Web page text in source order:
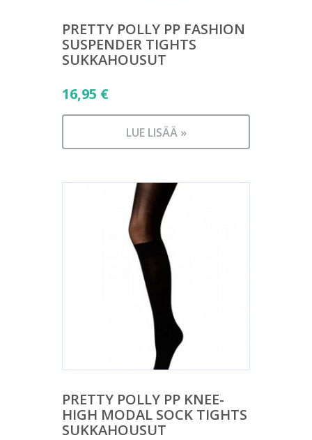
PRETTY POLLY PP FASHION
SUSPENDER TIGHTS
SUKKAHOUSUT
16,95 €
LUE LISÄÄ »
PRETTY POLLY PP KNEE-
HIGH MODAL SOCK TIGHTS
SUKKAHOUSUT